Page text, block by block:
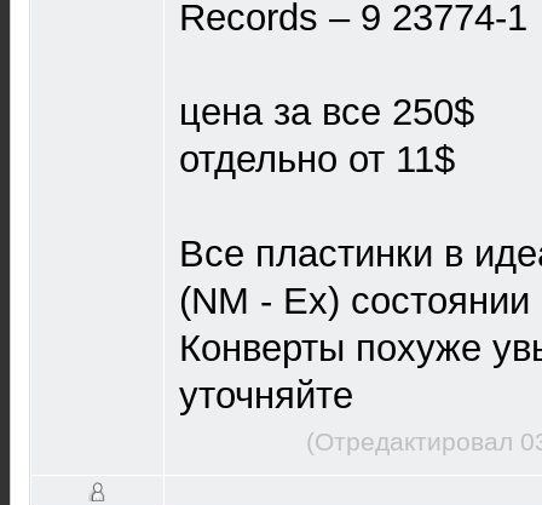
Records ‎– 9 23774-1
цена за все 250$
отдельно от 11$
Все пластинки в
(NM - Ex) состоянии
Конверты похуже
уточняйте
(Отредактировал